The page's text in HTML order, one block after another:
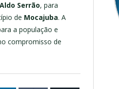
Aldo Serrão, para
de Mocajuba. A
a população e
compromisso de